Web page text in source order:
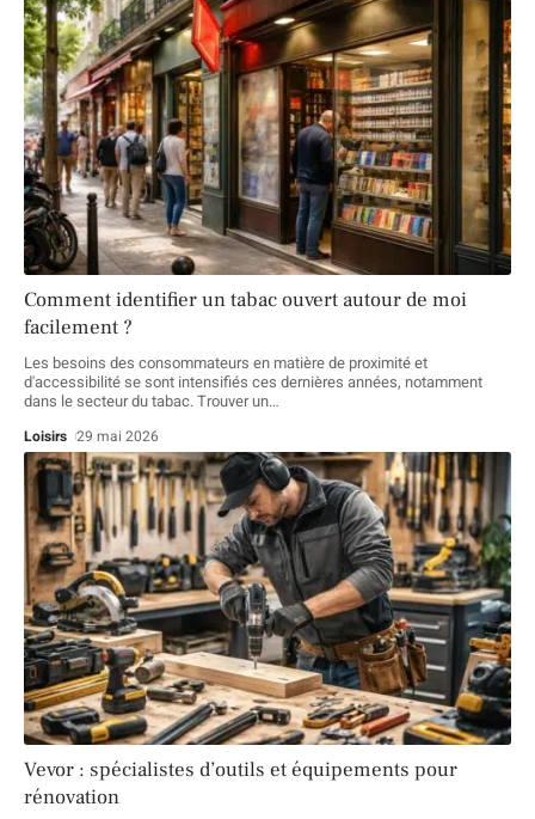
Comment identifier un tabac ouvert autour de moi
facilement ?
Les besoins des consommateurs en matière de proximité et
d'accessibilité se sont intensifiés ces dernières années, notamment
dans le secteur du tabac. Trouver un…
Loisirs 29 mai 2026
Vevor : spécialistes d’outils et équipements pour
rénovation